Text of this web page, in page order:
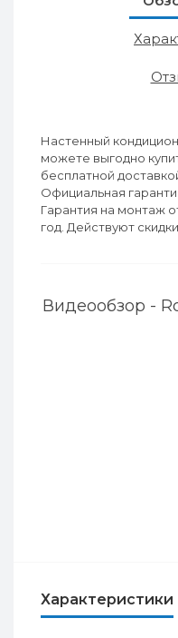
Настенный
можете выгодно
бесплатной
Официальная
Гарантия на монтаж
год. Действуют
Видеообзор -
Характеристики